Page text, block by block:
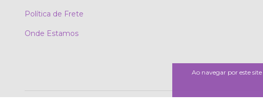
Ao navegar por este site
Política de Frete
Onde Estamos